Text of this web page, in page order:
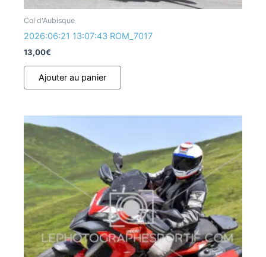
Col d'Aubisque
2026:06:21 13:07:43 ROM_7017
13,00€
Ajouter au panier